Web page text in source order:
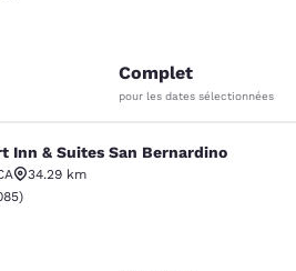
Complet
pour les dates sélectionnées
Suites San
Inn & Suites San Bernardino
34.29 km
Bien. 1085 commentaires
)